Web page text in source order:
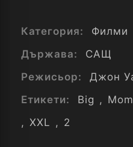
Категория: Филми
Държава:
САЩ
Режисьор:
Джон
Етикети:
Big ,
, XXL , 2